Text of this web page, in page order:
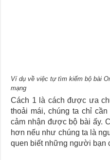
Ví dụ về việc tự tìm kiếm bộ bài
mạng
Cách 1 là cách được ưa
thoải mái, chúng ta chỉ
cảm nhận được bộ bài ấy.
hơn nếu như chúng ta là
quen biết những người bạn